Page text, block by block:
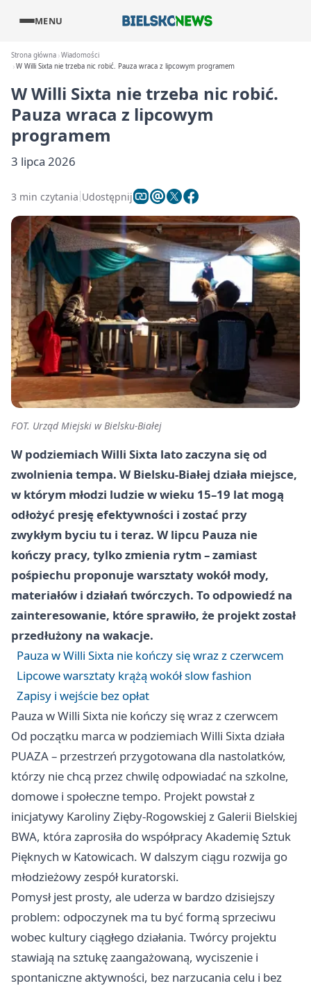
MENU
Strona główna Wiadomości
W Willi Sixta nie trzeba nic robić. Pauza wraca z lipcowym programem
W Willi Sixta nie trzeba nic robić.
Pauza wraca z lipcowym
programem
3 lipca 2026
3 min czytania Udostępnij
FOT. Urząd Miejski w Bielsku-Białej
W podziemiach Willi Sixta lato zaczyna się od
zwolnienia tempa. W Bielsku-Białej działa miejsce,
w którym młodzi ludzie w wieku 15–19 lat mogą
odłożyć presję efektywności i zostać przy
zwykłym byciu tu i teraz. W lipcu Pauza nie
kończy pracy, tylko zmienia rytm – zamiast
pośpiechu proponuje warsztaty wokół mody,
materiałów i działań twórczych. To odpowiedź na
zainteresowanie, które sprawiło, że projekt został
przedłużony na wakacje.
Pauza w Willi Sixta nie kończy się wraz z czerwcem
Lipcowe warsztaty krążą wokół slow fashion
Zapisy i wejście bez opłat
Pauza w Willi Sixta nie kończy się wraz z czerwcem
Od początku marca w podziemiach Willi Sixta działa
PUAZA – przestrzeń przygotowana dla nastolatków,
którzy nie chcą przez chwilę odpowiadać na szkolne,
domowe i społeczne tempo. Projekt powstał z
inicjatywy Karoliny Zięby-Rogowskiej z Galerii Bielskiej
BWA, która zaprosiła do współpracy Akademię Sztuk
Pięknych w Katowicach. W dalszym ciągu rozwija go
młodzieżowy zespół kuratorski.
Pomysł jest prosty, ale uderza w bardzo dzisiejszy
problem: odpoczynek ma tu być formą sprzeciwu
wobec kultury ciągłego działania. Twórcy projektu
stawiają na sztukę zaangażowaną, wyciszenie i
spontaniczne aktywności, bez narzucania celu i bez